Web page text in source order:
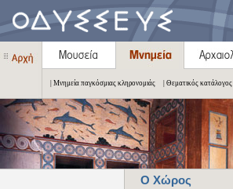
| Μνημεία παγκόσμιας κληρονομιάς | Θεματικός κατάλογος
Ο Χώρος